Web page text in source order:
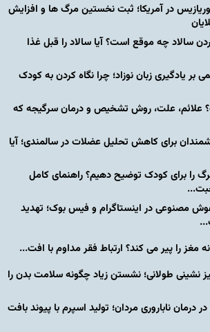
در آمریکا؛ ثبت نخستین مرگ ها و افزایش
سالاد چه موقع است؟ آیا سالاد را قبل غذا
بر یادگیری زبان نوزاد؛ چرا نگاه کردن به کودک
علت، روش تشخیص و درمان سرگیجه که
برای کاهش تحلیل عضلات در سالمندی؛ آیا
را برای کودک توضیح دهیم؟ راهنمای کامل
مصنوعی در اینستاگرام و فیس بوک؛ تهدید
مغز را پیر می کند؟ ارتباط فقر مداوم با افت...
طولانی؛ نشستن زیاد چگونه سلامت بدن را
درمان ناباروری مردان؛ تولید اسپرم با پیوند بافت